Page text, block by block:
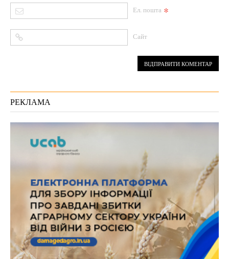
Ел. пошта *
Сайт
РЕКЛАМА